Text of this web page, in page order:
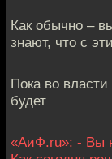
Как обычно –
знают, что с
Пока во власти
будет
«АиФ.ru»: - Вы